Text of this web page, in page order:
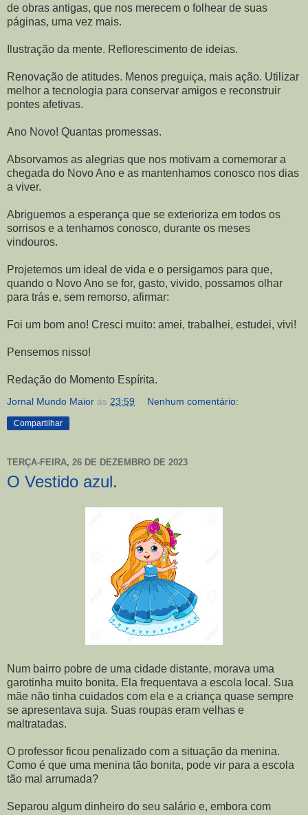
de obras antigas, que nos merecem o folhear de suas
páginas, uma vez mais.
Ilustração da mente. Reflorescimento de ideias.
Renovação de atitudes. Menos preguiça, mais ação. Utilizar
melhor a tecnologia para conservar amigos e reconstruir
pontes afetivas.
Ano Novo! Quantas promessas.
Absorvamos as alegrias que nos motivam a comemorar a
chegada do Novo Ano e as mantenhamos conosco nos dias
a viver.
Abriguemos a esperança que se exterioriza em todos os
sorrisos e a tenhamos conosco, durante os meses
vindouros.
Projetemos um ideal de vida e o persigamos para que,
quando o Novo Ano se for, gasto, vivido, possamos olhar
para trás e, sem remorso, afirmar:
Foi um bom ano! Cresci muito: amei, trabalhei, estudei, vivi!
Pensemos nisso!
Redação do Momento Espírita.
Jornal Mundo Maior às 23:59 Nenhum comentário:
Compartilhar
TERÇA-FEIRA, 26 DE DEZEMBRO DE 2023
O Vestido azul.
Num bairro pobre de uma cidade distante, morava uma
garotinha muito bonita. Ela frequentava a escola local. Sua
mãe não tinha cuidados com ela e a criança quase sempre
se apresentava suja. Suas roupas eram velhas e
maltratadas.
O professor ficou penalizado com a situação da menina.
Como é que uma menina tão bonita, pode vir para a escola
tão mal arrumada?
Separou algum dinheiro do seu salário e, embora com